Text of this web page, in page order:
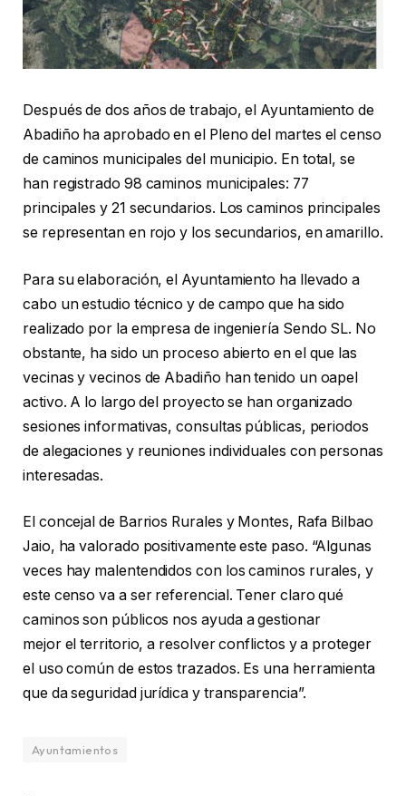
Después de dos años de trabajo, el Ayuntamiento de
Abadiño ha aprobado en el Pleno del martes el censo
de caminos municipales del municipio. En total, se
han registrado 98 caminos municipales: 77
principales y 21 secundarios. Los caminos principales
se representan en rojo y los secundarios, en amarillo.
Para su elaboración, el Ayuntamiento ha llevado a
cabo un estudio técnico y de campo que ha sido
realizado por la empresa de ingeniería Sendo SL. No
obstante, ha sido un proceso abierto en el que las
vecinas y vecinos de Abadiño han tenido un oapel
activo. A lo largo del proyecto se han organizado
sesiones informativas, consultas públicas, periodos
de alegaciones y reuniones individuales con personas
interesadas.
El concejal de Barrios Rurales y Montes, Rafa Bilbao
Jaio, ha valorado positivamente este paso. “Algunas
veces hay malentendidos con los caminos rurales, y
este censo va a ser referencial. Tener claro qué
caminos son públicos nos ayuda a gestionar
mejor el territorio, a resolver conflictos y a proteger
el uso común de estos trazados. Es una herramienta
que da seguridad jurídica y transparencia”.
Ayuntamientos